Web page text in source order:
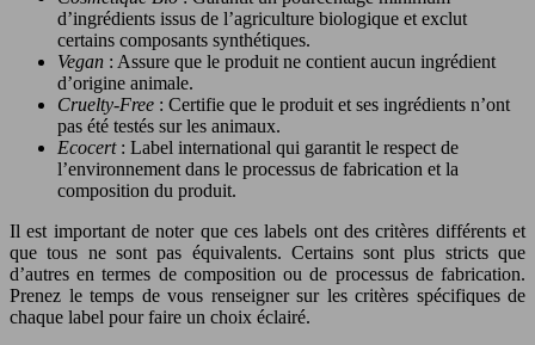
d’ingrédients issus de l’agriculture biologique et exclut
certains composants synthétiques.
Vegan : Assure que le produit ne contient aucun ingrédient
d’origine animale.
Cruelty-Free : Certifie que le produit et ses ingrédients n’ont
pas été testés sur les animaux.
Ecocert : Label international qui garantit le respect de
l’environnement dans le processus de fabrication et la
composition du produit.
Il est important de noter que ces labels ont des critères différents et
que tous ne sont pas équivalents. Certains sont plus stricts que
d’autres en termes de composition ou de processus de fabrication.
Prenez le temps de vous renseigner sur les critères spécifiques de
chaque label pour faire un choix éclairé.